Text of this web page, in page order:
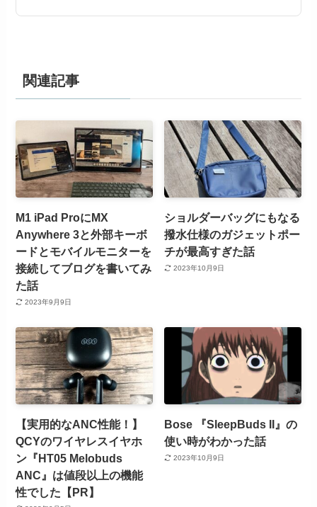
関連記事
M1 iPad ProにMX
Anywhere 3と外部キーボ
ードとモバイルモニターを
接続してブログを書いてみ
た話
2023年9月9日
ショルダーバッグにもなる
撥水仕様のガジェットポー
チが最高すぎた話
2023年10月9日
【実用的なANC性能！】
QCYのワイヤレスイヤホ
ン『HT05 Melobuds
ANC』は値段以上の機能
性でした【PR】
Bose 『SleepBuds II』の
使い時がわかった話
2023年10月9日